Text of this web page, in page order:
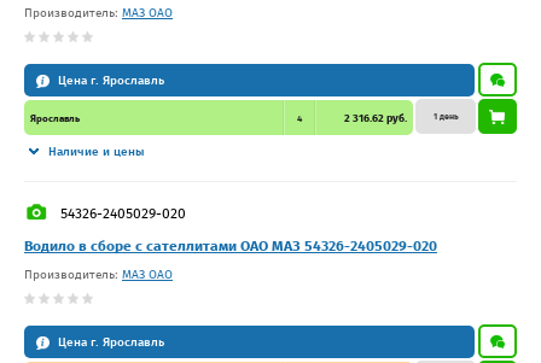
Производитель: МАЗ ОАО
Цена г. Ярославль
Ярославль 4 2 316.62 руб.
Наличие и цены
1 день
54326-2405029-020
Водило в сборе с сателлитами ОАО МАЗ 54326-2405029-020
Производитель: МАЗ ОАО
Цена г. Ярославль